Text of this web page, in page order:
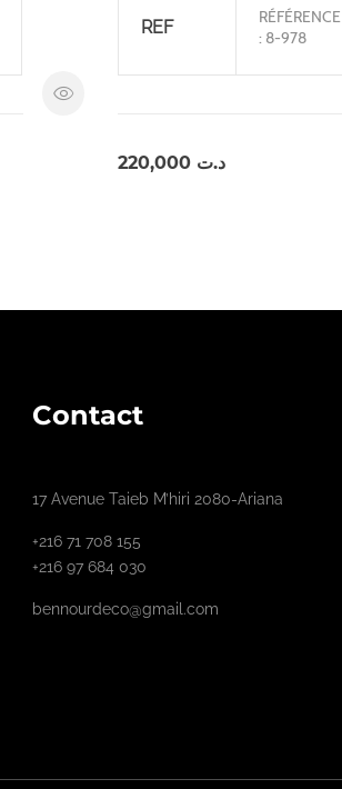
REF
RÉFÉRENCE
: 8-978
د.ت 220,000
Contact
17 Avenue Taieb M’hiri 2080-Ariana
+216 71 708 155
+216 97 684 030
bennourdeco@gmail.com